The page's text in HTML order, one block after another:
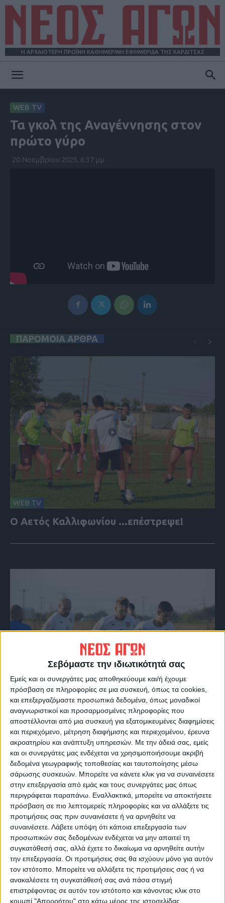
Σεβόμαστε την ιδιωτικότητά σας
Εμείς και οι συνεργάτες μας αποθηκεύουμε και/ή έχουμε
πρόσβαση σε πληροφορίες σε μια συσκευή, όπως τα cookies,
και επεξεργαζόμαστε προσωπικά δεδομένα, όπως μοναδικοί
αναγνωριστικοί και προσαρμοσμένες πληροφορίες που
αποστέλλονται από μια συσκευή για εξατομικευμένες διαφημίσεις
και περιεχόμενο, μέτρηση διαφήμισης και περιεχομένου, έρευνα
ακροατηρίου και ανάπτυξη υπηρεσιών. Με την άδειά σας, εμείς
και οι συνεργάτες μας ενδέχεται να χρησιμοποιήσουμε ακριβή
δεδομένα γεωγραφικής τοποθεσίας και ταυτοποίησης μέσω
σάρωσης συσκευών. Μπορείτε να κάνετε κλικ για να συναινέσετε
στην επεξεργασία από εμάς και τους συνεργάτες μας όπως
περιγράφεται παραπάνω. Εναλλακτικά, μπορείτε να αποκτήσετε
πρόσβαση σε πιο λεπτομερείς πληροφορίες και να αλλάξετε τις
προτιμήσεις σας πριν συναινέσετε ή να αρνηθείτε να
συναινέσετε. Λάβετε υπόψη ότι κάποια επεξεργασία των
προσωπικών σας δεδομένων ενδέχεται να μην απαιτεί τη
συγκατάθεσή σας, αλλά έχετε το δικαίωμα να αρνηθείτε αυτήν
την επεξεργασία. Οι προτιμήσεις σας θα ισχύουν μόνο για αυτόν
τον ιστότοπο. Μπορείτε να αλλάξετε τις προτιμήσεις σας ή να
ανακαλέσετε τη συγκατάθεσή σας ανά πάσα στιγμή
επιστρέφοντας σε αυτόν τον ιστότοπο και κάνοντας κλικ στο
κουμπί "Απορρήτου" στο κάτω μέρος της ιστοσελίδας.
Η ΑΡΧΑΙΟΤΕΡΗ ΠΡΩΪΝΗ ΚΑΘΗΜΕΡΙΝΗ ΕΦΗΜΕΡΙΔΑ ΤΗΣ ΚΑΡΔΙΤΣΑΣ
ΑΓΩΝ
WEB TV
Τα γκολ της Αναγέννησης στον
πρώτο γύρο
20 Νοεμβρίου 2025, 6:37 μμ
ΠΑΡΟΜΟΙΑ ΑΡΘΡΑ
WEB TV
Ο Αετός Καλλιφωνίου ...επέστρεψε!
WEB TV
Προετοιμασία Δόξας Μασχολουρίου